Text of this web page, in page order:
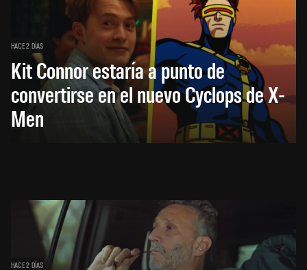
HACE 2 DÍAS
Kit Connor estaría a punto de
convertirse en el nuevo Cyclops de X-
Men
HACE 2 DÍAS